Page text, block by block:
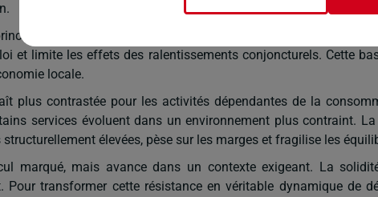
point d’appui du territoire. Son intégration dans des
et limite les effets des ralentissements conjoncturels. Cette
locale.
plus contrastée pour les activités dépendantes de la
services évoluent dans un environnement plus contraint.
élevées, pèse sur les marges et fragilise les
marqué, mais avance dans un contexte exigeant. La
transformer cette résistance en véritable dynamique de